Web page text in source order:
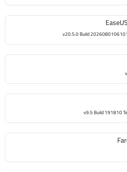
v20.5.0 Build 202608010610
v9.5 Build 191810